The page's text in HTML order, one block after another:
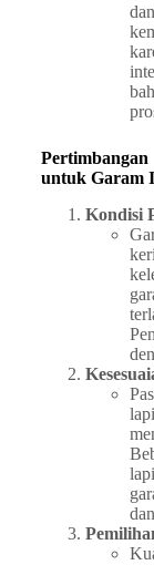
untuk Garam
Kondisi